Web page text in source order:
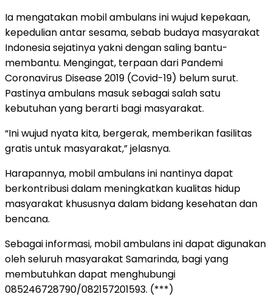
Ia mengatakan mobil ambulans ini wujud kepekaan,
kepedulian antar sesama, sebab budaya masyarakat
Indonesia sejatinya yakni dengan saling bantu-
membantu. Mengingat, terpaan dari Pandemi
Coronavirus Disease 2019 (Covid-19) belum surut.
Pastinya ambulans masuk sebagai salah satu
kebutuhan yang berarti bagi masyarakat.
“Ini wujud nyata kita, bergerak, memberikan fasilitas
gratis untuk masyarakat,” jelasnya.
Harapannya, mobil ambulans ini nantinya dapat
berkontribusi dalam meningkatkan kualitas hidup
masyarakat khususnya dalam bidang kesehatan dan
bencana.
Sebagai informasi, mobil ambulans ini dapat digunakan
oleh seluruh masyarakat Samarinda, bagi yang
membutuhkan dapat menghubungi
085246728790/082157201593. (***)